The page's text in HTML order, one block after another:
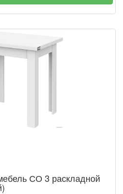
СО 3 раскладной